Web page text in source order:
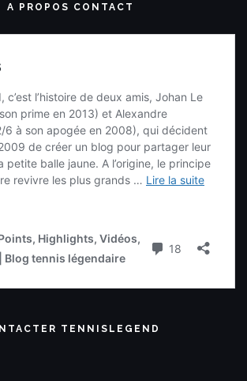
A PROPOS CONTACT
TENNISLEGEND